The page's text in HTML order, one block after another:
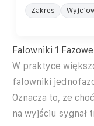
Zakres
Falowniki 1 Fazowe
W praktyce
falowniki
Oznacza to, że
na wyjściu sygnał